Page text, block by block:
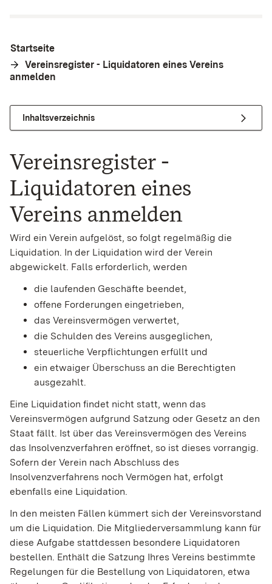
Startseite
Vereinsregister - Liquidatoren eines Vereins
anmelden
Inhaltsverzeichnis
Vereinsregister -
Liquidatoren eines
Vereins anmelden
Wird ein Verein aufgelöst, so folgt regelmäßig die
Liquidation. In der Liquidation wird der Verein
abgewickelt. Falls erforderlich, werden
die laufenden Geschäfte beendet,
offene Forderungen eingetrieben,
das Vereinsvermögen verwertet,
die Schulden des Vereins ausgeglichen,
steuerliche Verpflichtungen erfüllt und
ein etwaiger Überschuss an die Berechtigten
ausgezahlt.
Eine Liquidation findet nicht statt, wenn das
Vereinsvermögen aufgrund Satzung oder Gesetz an den
Staat fällt. Ist über das Vereinsvermögen des Vereins
das Insolvenzverfahren eröffnet, so ist dieses vorrangig.
Sofern der Verein nach Abschluss des
Insolvenzverfahrens noch Vermögen hat, erfolgt
ebenfalls eine Liquidation.
In den meisten Fällen kümmert sich der Vereinsvorstand
um die Liquidation. Die Mitgliederversammlung kann für
diese Aufgabe stattdessen besondere Liquidatoren
bestellen. Enthält die Satzung Ihres Vereins bestimmte
Regelungen für die Bestellung von Liquidatoren, etwa